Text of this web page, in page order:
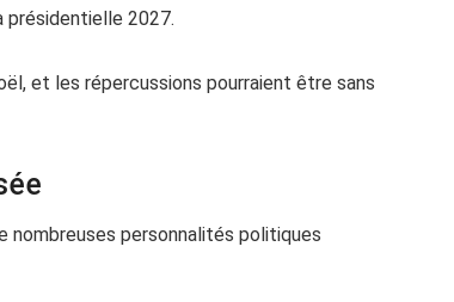
présidentielle 2027.
et les répercussions pourraient être sans
nombreuses personnalités politiques